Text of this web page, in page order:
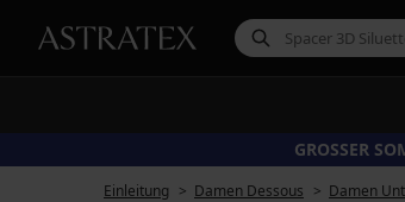
GROSSER
Einleitung Damen Dessous Damen